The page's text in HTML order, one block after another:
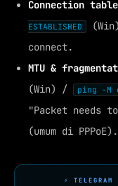
Connection
ESTABLISHED
connect.
MTU &
(Win) / ping -M
"Packet needs
(umum di PPPoE).
⚡ TELEGRAM